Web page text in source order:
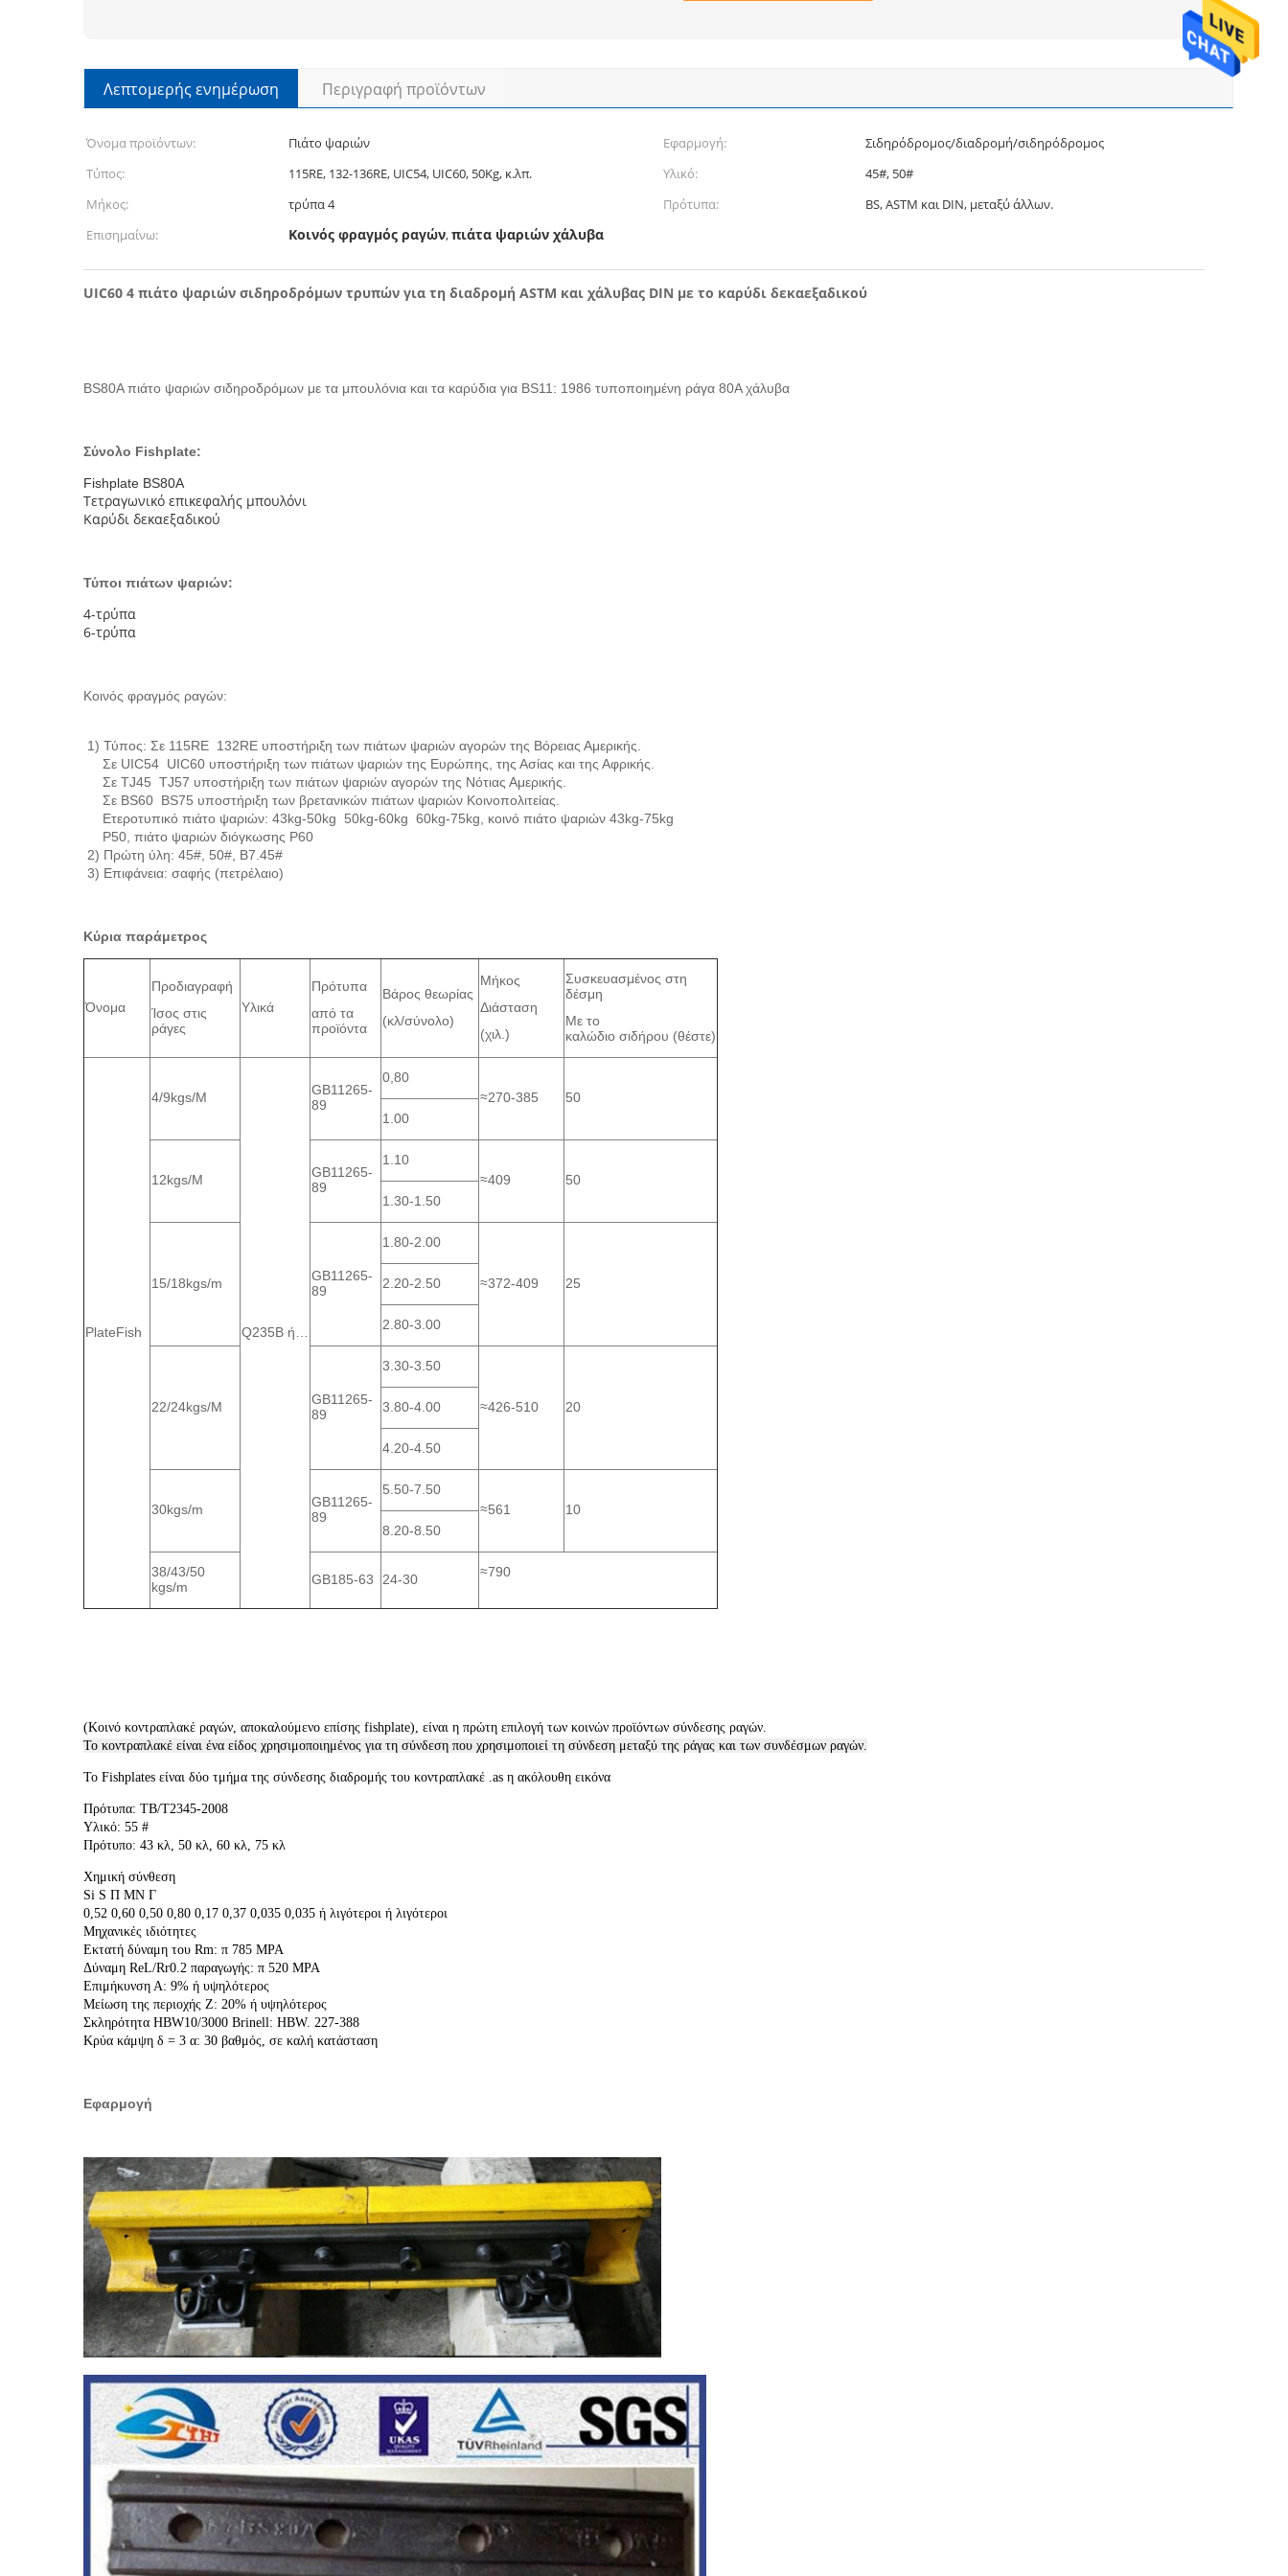
Λεπτομερής ενημέρωση Περιγραφή προϊόντων
Όνομα προϊόντων: Πιάτο ψαριών Εφαρμογή:
Σιδηρόδρομος/διαδρομή/σιδηρόδρομος
Τύπος:
115RE, 132-136RE, UIC54, UIC60, 50Kg, κ.λπ. Υλικό:
45#, 50#
Μήκος:
τρύπα 4 Πρότυπα:
BS, ASTM και DIN, μεταξύ άλλων.
Επισημαίνω:
Κοινός φραγμός ραγών,πιάτα ψαριών χάλυβα
UIC60 4 πιάτο ψαριών σιδηροδρόμων τρυπών για τη διαδρομή ASTM και χάλυβας DIN με το καρύδι δεκαεξαδικού
BS80A πιάτο ψαριών σιδηροδρόμων με τα μπουλόνια και τα καρύδια για BS11: 1986 τυποποιημένη ράγα 80A χάλυβα
Σύνολο Fishplate:
Fishplate BS80A
Τετραγωνικό επικεφαλής μπουλόνι
Καρύδι δεκαεξαδικού
Τύποι πιάτων ψαριών:
4-τρύπα
6-τρύπα
Κοινός φραγμός ραγών:
1) Τύπος: Σε 115RE 132RE υποστήριξη των πιάτων ψαριών αγορών της Βόρειας Αμερικής.
Σε UIC54 UIC60 υποστήριξη των πιάτων ψαριών της Ευρώπης, της Ασίας και της Αφρικής.
Σε TJ45 TJ57 υποστήριξη των πιάτων ψαριών αγορών της Νότιας Αμερικής.
Σε BS60 BS75 υποστήριξη των βρετανικών πιάτων ψαριών Κοινοπολιτείας.
Ετεροτυπικό πιάτο ψαριών: 43kg-50kg 50kg-60kg 60kg-75kg, κοινό πιάτο ψαριών 43kg-75kg
P50, πιάτο ψαριών διόγκωσης P60
2) Πρώτη ύλη: 45#, 50#, B7.45#
3) Επιφάνεια: σαφής (πετρέλαιο)
Κύρια παράμετρος
Όνομα
Προδιαγραφή
Ίσος στις
ράγες
Υλικά
Πρότυπα
από τα
προϊόντα
Βάρος θεωρίας
(κλ/σύνολο)
Μήκος
Διάσταση
(χιλ.)
Συσκευασμένος στη
δέσμη
Με το
καλώδιο σιδήρου (θέστε)
PlateFish
4/9kgs/M
Q235B ή…
GB11265-
89
0,80
≈270-385
50
1.00
12kgs/M
GB11265-
89
1.10
≈409
50
1.30-1.50
15/18kgs/m
GB11265-
89
1.80-2.00
≈372-409 25
2.20-2.50
2.80-3.00
22/24kgs/M
GB11265-
89
3.30-3.50
≈426-510 20
3.80-4.00
4.20-4.50
30kgs/m
GB11265-
89
5.50-7.50
≈561
10
8.20-8.50
38/43/50
kgs/m
GB185-63 24-30 ≈790
(Κοινό κοντραπλακέ ραγών, αποκαλούμενο επίσης fishplate), είναι η πρώτη επιλογή των κοινών προϊόντων σύνδεσης ραγών.
Το κοντραπλακέ είναι ένα είδος χρησιμοποιημένος για τη σύνδεση που χρησιμοποιεί τη σύνδεση μεταξύ της ράγας και των συνδέσμων ραγών.
Το Fishplates είναι δύο τμήμα της σύνδεσης διαδρομής του κοντραπλακέ .as η ακόλουθη εικόνα
Πρότυπα: TB/T2345-2008
Υλικό: 55 #
Πρότυπο: 43 κλ, 50 κλ, 60 κλ, 75 κλ
Χημική σύνθεση
Si S Π ΜΝ Γ
0,52 0,60 0,50 0,80 0,17 0,37 0,035 0,035 ή λιγότεροι ή λιγότεροι
Μηχανικές ιδιότητες
Εκτατή δύναμη του Rm: π 785 MPA
Δύναμη ReL/Rr0.2 παραγωγής: π 520 MPA
Επιμήκυνση Α: 9% ή υψηλότερος
Μείωση της περιοχής Ζ: 20% ή υψηλότερος
Σκληρότητα HBW10/3000 Brinell: HBW. 227-388
Κρύα κάμψη δ = 3 α: 30 βαθμός, σε καλή κατάσταση
Εφαρμογή